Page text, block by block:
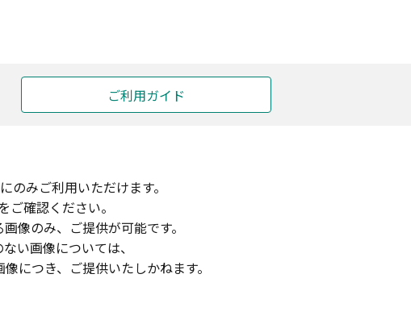
ご利用ガイド
みご利用いただけます。
確認ください。
像のみ、ご提供が可能です。
い画像については、
につき、ご提供いたしかねます。